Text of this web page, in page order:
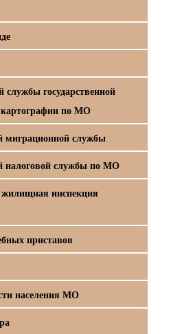
государственной
картографии по МО
миграционной службы
налоговой службы по МО
инспекция
приставов
населения МО